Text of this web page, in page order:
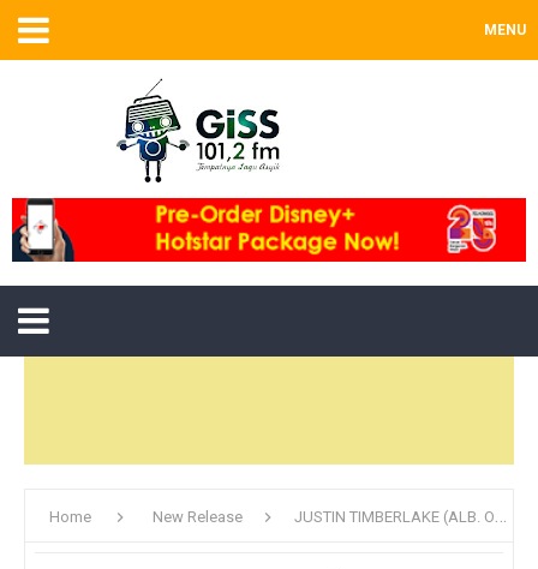
MENU
Home New Release JUSTIN TIMBERLAKE (ALB. OST. TROLLS / RCA RECORDS) – CAN’T STOP THE FEELING